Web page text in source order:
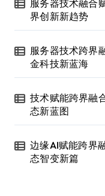
服务器技术融合
界创新新趋势
服务器技术跨界
金科技新蓝海
技术赋能跨界融
态新蓝图
边缘AI赋能跨界
态智变新篇